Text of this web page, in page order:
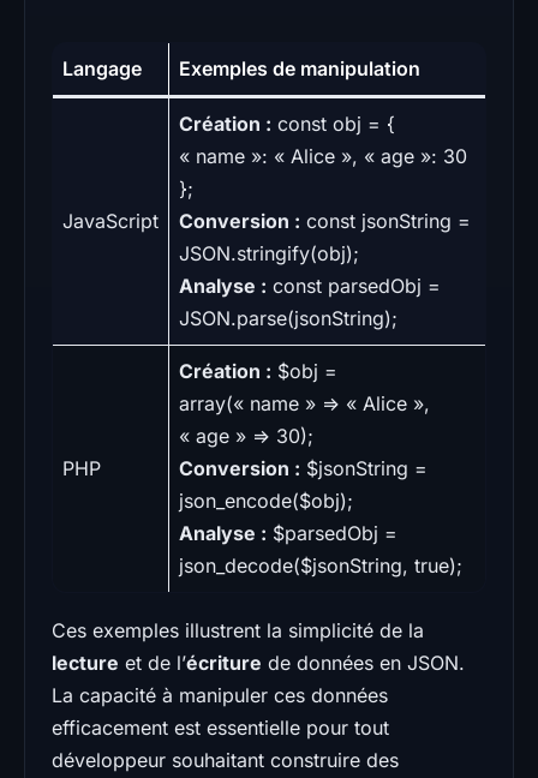
Langage Exemples de manipulation
JavaScript
Création : const obj = {
« name »: « Alice », « age »: 30
};
Conversion : const jsonString =
JSON.stringify(obj);
Analyse : const parsedObj =
JSON.parse(jsonString);
PHP
Création : $obj =
array(« name » => « Alice »,
« age » => 30);
Conversion : $jsonString =
json_encode($obj);
Analyse : $parsedObj =
json_decode($jsonString, true);
Ces exemples illustrent la simplicité de la
lecture et de l’écriture de données en JSON.
La capacité à manipuler ces données
efficacement est essentielle pour tout
développeur souhaitant construire des